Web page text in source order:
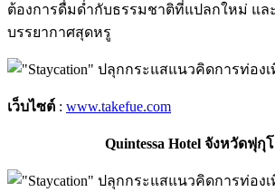
ต้องการดื่มด่ำกับธรรมชาติที่แปลกใหม่ แล
บรรยากาศสุดหรู
เว็บไซต์ : www.takefue.com
Quintessa Hotel จังหวัดฟุกุ